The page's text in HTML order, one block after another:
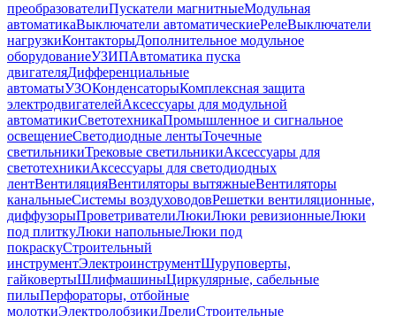
преобразователиПускатели магнитныеМодульная
автоматикаВыключатели автоматическиеРелеВыключатели
нагрузкиКонтакторыДополнительное модульное
оборудованиеУЗИПАвтоматика пуска
двигателяДифференциальные
автоматыУЗОКонденсаторыКомплексная защита
электродвигателейАксессуары для модульной
автоматикиСветотехникаПромышленное и сигнальное
освещениеСветодиодные лентыТочечные
светильникиТрековые светильникиАксессуары для
светотехникиАксессуары для светодиодных
лентВентиляцияВентиляторы вытяжныеВентиляторы
канальныеСистемы воздуховодовРешетки вентиляционные,
диффузорыПроветривателиЛюкиЛюки ревизионныеЛюки
под плиткуЛюки напольныеЛюки под
покраскуСтроительный
инструментЭлектроинструментШуруповерты,
гайковертыШлифмашиныЦиркулярные, сабельные
пилыПерфораторы, отбойные
молоткиЭлектролобзикиДрелиСтроительные